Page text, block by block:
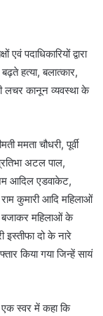
पदाधिकारियों द्वारा
हत्या, बलात्कार,
लचर कानून व्यवस्था के
ममता चौधरी, पूर्वी
अटल पाल,
आदिल एडवाकेट,
राम कुमारी आदि महिलाओं
महिलाओं के
इस्तीफा दो के नारे
किया गया जिन्हें सायं
एक स्वर में कहा कि